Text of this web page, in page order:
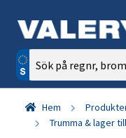
Sök
efter:
Hem
Trumma & lager